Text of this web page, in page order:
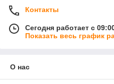
Контакты
Сегодня работает с
Показать весь график
О нас